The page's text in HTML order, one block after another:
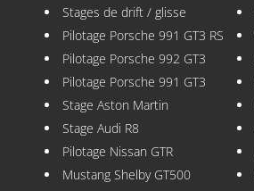
Stages de drift / glisse
Pilotage Porsche 991 GT3 RS
Pilotage Porsche 992 GT3
Pilotage Porsche 991 GT3
Stage Aston Martin
Stage Audi R8
Pilotage Nissan GTR
Mustang Shelby GT500